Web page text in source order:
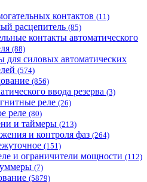
контактов (11)
расцепитель (85)
контакты автоматического
(88)
для силовых автоматических
(574)
(856)
ввода резерва (3)
реле (26)
реле (80)
и таймеры (213)
и контроля фаз (264)
(151)
и ограничители мощности (112)
(7)
(5879)